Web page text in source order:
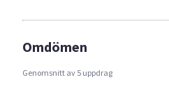
Omdömen
Genomsnitt av 5 uppdrag